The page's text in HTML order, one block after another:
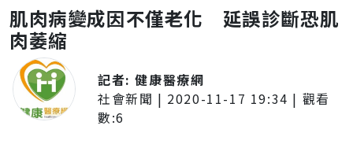
肌肉病變成因不僅老化 延誤診斷恐肌
肉萎縮
記者:健康醫療網
社會新聞 | 2020-11-17 19:34 | 觀看
數:6